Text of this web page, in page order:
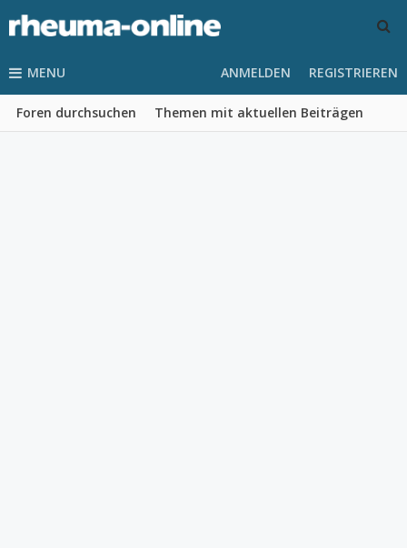
MENU
Foren durchsuchen Themen mit aktuellen Beiträgen
ANMELDEN REGISTRIEREN